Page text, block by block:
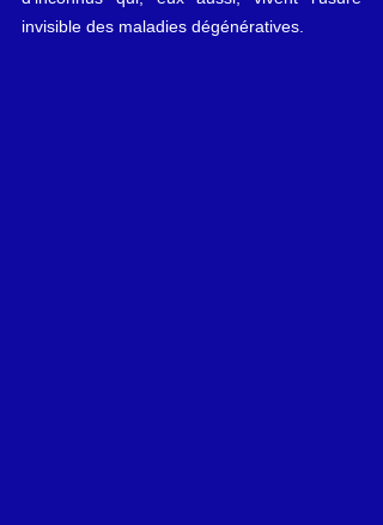
invisible des maladies dégénératives.